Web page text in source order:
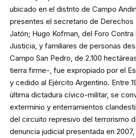
ubicado en el distrito de Campo
presentes el secretario de Derechos
Jatón; Hugo Kofman, del Foro Contra
Justicia, y familiares de personas
Campo San Pedro, de 2.100
tierra firme-, fue expropiado por el
y cedido al Ejército Argentino. Entre
última dictadura cívico-militar, se
exterminio y enterramientos
del circuito represivo del terrorismo
denuncia judicial presentada en